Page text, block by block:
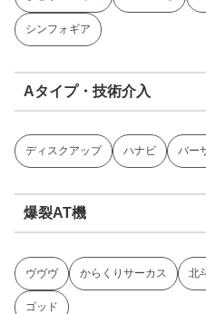
シンフォギア
Aタイプ・技術介入
ディスクアップ ハナビ バー
爆裂AT機
ヴヴヴ からくりサーカス 北
ゴッド